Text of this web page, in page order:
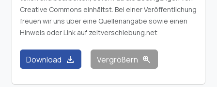
Creative Commons einhältst. Bei einer Veröffentlichung
freuen wir uns über eine Quellenangabe sowie einen
Hinweis oder Link auf zeitverschiebung.net
Download download Vergrößern zoom_in